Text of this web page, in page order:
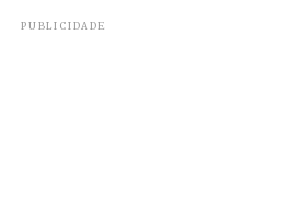
PUBLICIDADE